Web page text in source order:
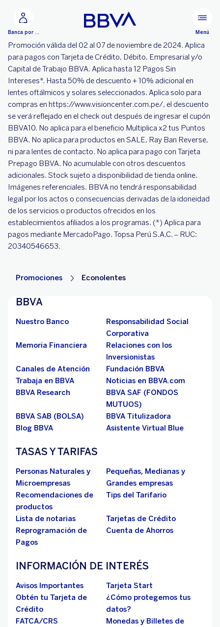
Banca por Internet Menú
Promoción válida del 02 al 07 de noviembre de 2024. Aplica
para pagos con Tarjeta de Crédito, Débito, Empresarial y/o
Capital de Trabajo BBVA. Aplica hasta 12 Pagos Sin
Intereses*. Hasta 50% de descuento + 10% adicional en
lentes oftálmicos y solares seleccionados. Aplica solo para
compras en https://www.visioncenter.com.pe/, el descuento
se verá reflejado en el check out después de ingresar el cupón
BBVA10. No aplica para el beneficio Multiplica x2 tus Puntos
BBVA. No aplica para productos en SALE, Ray Ban Reverse,
ni para lentes de contacto. No aplica para pago con Tarjeta
Prepago BBVA. No acumulable con otros descuentos
adicionales. Stock sujeto a disponibilidad de tienda online.
Imágenes referenciales. BBVA no tendrá responsabilidad
legal por los actos o consecuencias derivadas de la idoneidad
de los servicios o productos ofrecidos en los
establecimientos afiliados a los programas. (*) Aplica para
pagos mediante MercadoPago. Topsa Perú S.A.C. – RUC:
20340546653.
Promociones Econolentes
BBVA
Nuestro Banco
Responsabilidad Social
Corporativa
Memoria Financiera
Relaciones con los
Inversionistas
Canales de Atención
Fundación BBVA
Trabaja en BBVA
Noticias en BBVA.com
BBVA Research
BBVA SAF (FONDOS
MUTUOS)
BBVA SAB (BOLSA)
BBVA Titulizadora
Blog BBVA
Asistente Virtual Blue
TASAS Y TARIFAS
Personas Naturales y
Microempresas
Pequeñas, Medianas y
Grandes empresas
Recomendaciones de
productos
Tips del Tarifario
Lista de notarias
Tarjetas de Crédito
Reprogramación de
Pagos
Cuenta de Ahorros
INFORMACIÓN DE INTERÉS
Avisos Importantes
Tarjeta Start
Obtén tu Tarjeta de
Crédito
¿Cómo protegemos tus
datos?
FATCA/CRS
Monedas y Billetes de